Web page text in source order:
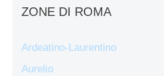
ZONE DI ROMA
Ardeatino-Laurentino
Aurelio